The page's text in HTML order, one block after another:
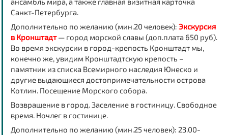
Санкт-Петербурга.
Дополнительно по желанию (мин.20 человек): Экскурсия
в Кронштадт— город морской славы (доп.плата 650 руб).
Во время экскурсии в город-крепость Кронштадт мы,
конечно же, увидим Кронштадтскую крепость –
памятник из списка Всемирного наследия Юнеско и
другие выдающиеся достопримечательности острова
Котлин. Посещение Морского собора.
Возвращение в город. Заселение в гостиницу. Свободное
время. Ночлег в гостинице.
Дополнительно по желанию (мин.25 человек): 23.00-